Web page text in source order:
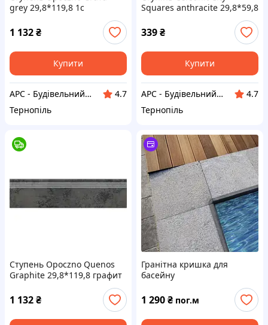
grey 29,8*119,8 1с
1 132₴
Купити
АРС - Будівельний інтернет-гіпермаркет
4.7
Тернопіль
Squares anthracite 29,8*59,8
339₴
Купити
АРС - Будівельний інтернет-гіпермаркет
4.7
Тернопіль
Ступень Opoczno Quenos
Graphite 29,8*119,8 графит
1 132₴
Гранітна кришка для
басейну
1 290₴ пог.м